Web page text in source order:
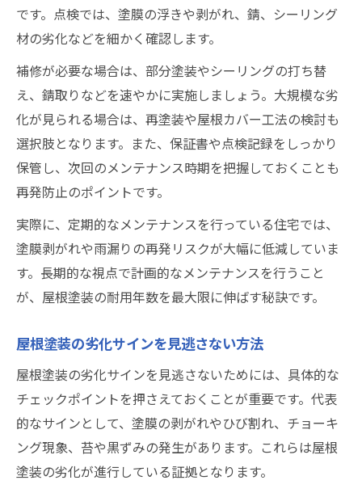
です。点検では、塗膜の浮きや剥がれ、錆、シーリング
材の劣化などを細かく確認します。
補修が必要な場合は、部分塗装やシーリングの打ち替
え、錆取りなどを速やかに実施しましょう。大規模な劣
化が見られる場合は、再塗装や屋根カバー工法の検討も
選択肢となります。また、保証書や点検記録をしっかり
保管し、次回のメンテナンス時期を把握しておくことも
再発防止のポイントです。
実際に、定期的なメンテナンスを行っている住宅では、
塗膜剥がれや雨漏りの再発リスクが大幅に低減していま
す。長期的な視点で計画的なメンテナンスを行うこと
が、屋根塗装の耐用年数を最大限に伸ばす秘訣です。
屋根塗装の劣化サインを見逃さない方法
屋根塗装の劣化サインを見逃さないためには、具体的な
チェックポイントを押さえておくことが重要です。代表
的なサインとして、塗膜の剥がれやひび割れ、チョーキ
ング現象、苔や黒ずみの発生があります。これらは屋根
塗装の劣化が進行している証拠となります。